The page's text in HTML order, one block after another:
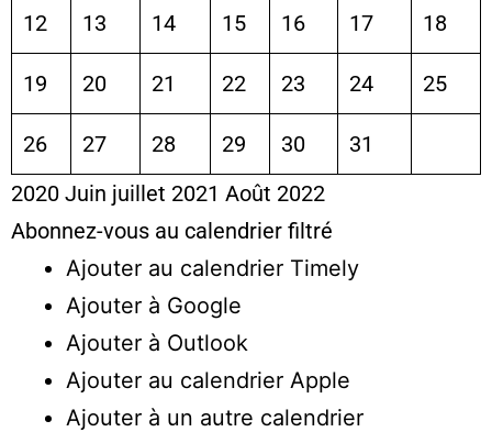
12 13 14 15 16 17 18
19 20 21 22 23 24 25
26 27 28 29 30
31
2020 Juin juillet 2021 Août 2022
Abonnez-vous au calendrier filtré
Ajouter au calendrier Timely
Ajouter à Google
Ajouter à Outlook
Ajouter au calendrier Apple
Ajouter à un autre calendrier